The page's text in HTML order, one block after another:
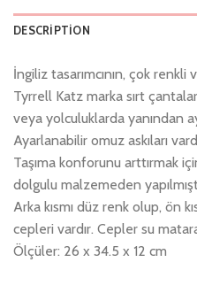
DESCRIPTION
İngiliz tasarımcının, çok
Tyrrell Katz marka sırt
veya yolculuklarda yanından
Ayarlanabilir omuz askıları
Taşıma konforunu arttırmak
dolgulu malzemeden
Arka kısmı düz renk olup, ön
cepleri vardır. Cepler su
Ölçüler: 26 x 34.5 x 12 cm